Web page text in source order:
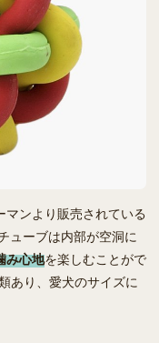
ンより販売されている
ューブは内部が空洞に
み心地を楽しむことがで
あり、愛犬のサイズに